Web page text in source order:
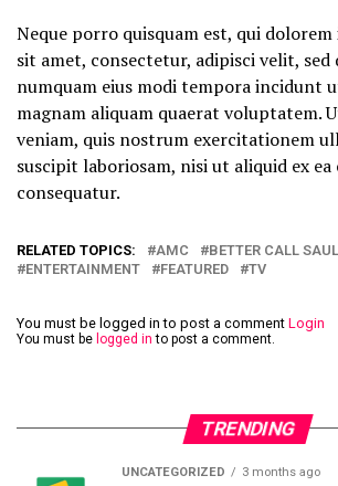
Neque porro quisquam est, qui
sit amet, consectetur, adipisci velit, sed
numquam eius modi tempora incidunt
magnam aliquam quaerat voluptatem.
veniam, quis nostrum exercitationem
suscipit laboriosam, nisi ut aliquid ex ea
consequatur.
RELATED TOPICS: AMC
BETTER CALL SAUL
ENTERTAINMENT
FEATURED TV
You must be logged in to post a comment Login
You must be logged in to post a comment.
TRENDING
UNCATEGORIZED 3 months ago